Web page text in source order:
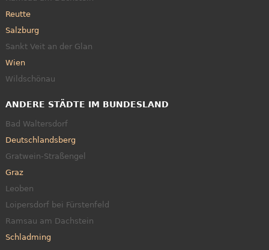
Reutte
Salzburg
Sankt Veit an der Glan
Wien
Wildschönau
ANDERE STÄDTE IM BUNDESLAND
Bad Waltersdorf
Deutschlandsberg
Gratwein-Straßengel
Graz
Leoben
Loipersdorf bei Fürstenfeld
Ramsau am Dachstein
Schladming